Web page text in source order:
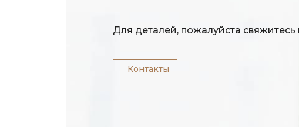
Для деталей, пожалуйста
Контакты